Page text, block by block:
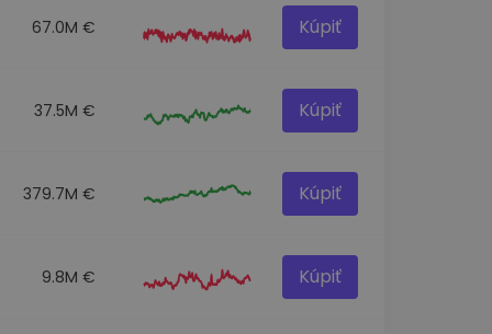
67.0M € Kúpiť
37.5M € Kúpiť
379.7M € Kúpiť
9.8M € Kúpiť